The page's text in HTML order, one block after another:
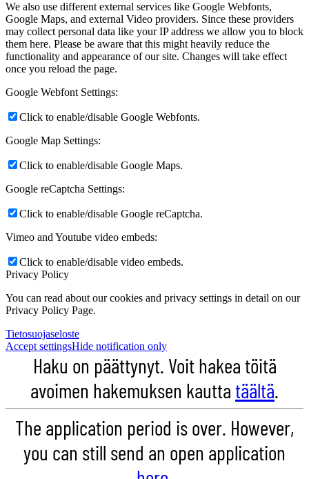
We also use different external services like Google Webfonts,
Google Maps, and external Video providers. Since these providers
may collect personal data like your IP address we allow you to block
them here. Please be aware that this might heavily reduce the
functionality and appearance of our site. Changes will take effect
once you reload the page.
Google Webfont Settings:
Click to enable/disable Google Webfonts.
Google Map Settings:
Click to enable/disable Google Maps.
Google reCaptcha Settings:
Click to enable/disable Google reCaptcha.
Vimeo and Youtube video embeds:
Click to enable/disable video embeds.
Privacy Policy
You can read about our cookies and privacy settings in detail on our
Privacy Policy Page.
Tietosuojaseloste
Accept settingsHide notification only
Haku on päättynyt. Voit hakea töitä
avoimen hakemuksen kauttatäältä.
The application period is over. However,
you can still send an open application